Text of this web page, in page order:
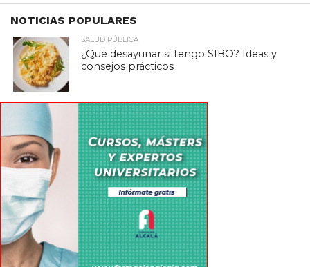
NOTICIAS POPULARES
SALUD PÚBLICA
¿Qué desayunar si tengo SIBO? Ideas y
consejos prácticos